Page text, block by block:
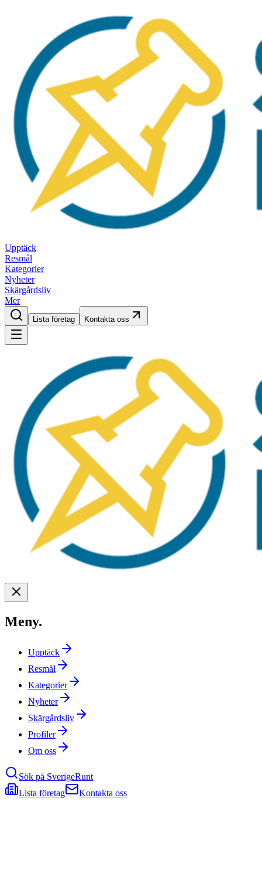
Upptäck
Resmål
Kategorier
Nyheter
Skärgårdsliv
Mer
Lista företag Kontakta oss
Meny.
Upptäck
Resmål
Kategorier
Nyheter
Skärgårdsliv
Profiler
Om oss
Sök på SverigeRunt
Lista företag
Kontakta oss